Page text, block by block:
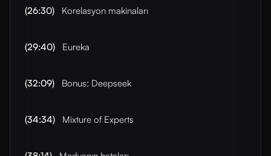
(26:30) Korelasyon makinaları
(29:40) Eureka
(32:09) Bonus: Deepseek
(34:34) Mixture of Experts